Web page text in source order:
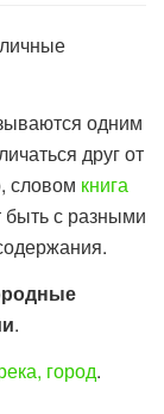
одним
друг от
словом книга
быть с разными
.
город.